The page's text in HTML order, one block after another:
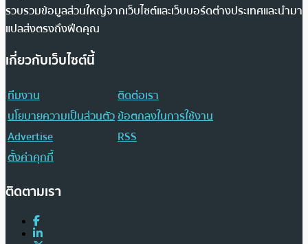
รวบรวมข้อมูลส่วนใหญ่จากเว็บไซต์และเว็บบอร์ดต่างประเทศและนำมา
แปลส่งตรงถึงฟีดคุณ
เกี่ยวกับเว็บไซต์นี้
ทีมงาน
ติดต่อเรา
นโยบายความเป็นส่วนตัวข้อตกลงในการใช้งาน
Advertise
RSS
ตั้งค่าคุกกี้
ติดตามเรา